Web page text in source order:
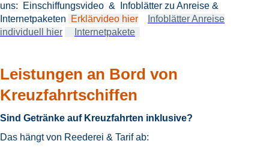
uns:
Einschiffungsvideo &
Infoblätter zu Anreise &
Internetpaketen
Erklärvideo hier
Infoblätter Anreise
individuell hier Internetpakete
Leistungen an Bord von
Kreuzfahrtschiffen
Sind Getränke auf Kreuzfahrten inklusive?
Das hängt von Reederei & Tarif ab: